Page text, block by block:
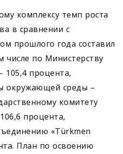
комплексу темп роста
в сравнении с
прошлого года составил
числе по Министерству
105,4 процента,
окружающей среды –
комитету
процента,
«Türkmen
План по освоению